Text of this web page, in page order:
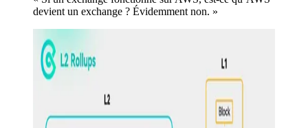
devient un exchange ? Évidemment non. »